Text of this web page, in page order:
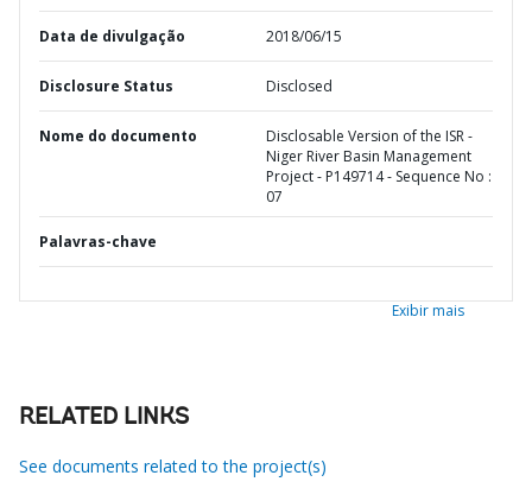
Data de divulgação 2018/06/15
Disclosure Status Disclosed
Nome do documento
Disclosable Version of the ISR -
Niger River Basin Management
Project - P149714 - Sequence No :
07
Palavras-chave
Exibir mais
RELATED LINKS
See documents related to the project(s)